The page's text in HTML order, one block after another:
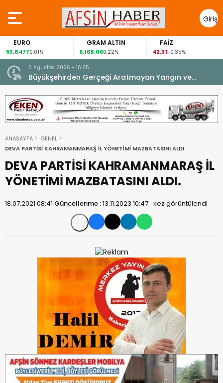
Giriş
Yap
EURO
53,84770,01%
GRAM ALTIN
6.168,060,22%
FAİZ
42,31-0,35%
6 Ağustos 2026 - 16:25
Büyükşehirden Gerçeği Aratmayan Yangın ve
Kurtarma Tatbikatı.
ANASAYFA
GENEL
DEVA PARTİSİ KAHRAMANMARAŞ İL YÖNETİMİ MAZBATASINI ALDI.
DEVA PARTİSİ KAHRAMANMARAŞ İL
YÖNETİMİ MAZBATASINI ALDI.
18.07.2021 08:41 Güncellenme :13.11.2023 10:47 kez görüntülendi